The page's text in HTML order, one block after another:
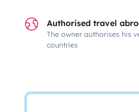
Authorised travel
The owner authorises his
countries